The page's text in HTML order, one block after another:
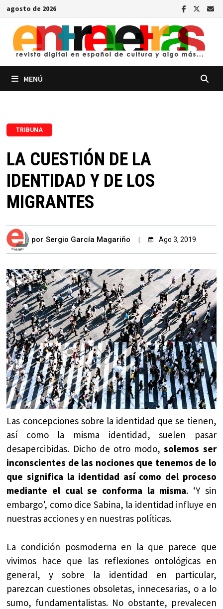
Saltar
contenido
agosto de 2026
MENÚ
TRIBUNA
LA CUESTIÓN DE LA
IDENTIDAD Y DE LOS
MIGRANTES
por Sergio García Magariño Ago 3, 2019
Las concepciones sobre la identidad que se tienen,
así como la misma identidad, suelen pasar
desapercibidas. Dicho de otro modo,solemos ser
inconscientes de las nociones que tenemos de lo
que significa la identidad así como del proceso
mediante el cual se conforma la misma. ‘Y sin
embargo’, como dice Sabina, la identidad influye en
nuestras acciones y en nuestras políticas.
La condición posmoderna en la que parece que
vivimos hace que las reflexiones ontológicas en
general, y sobre la identidad en particular,
parezcan cuestiones obsoletas, innecesarias, o a lo
sumo, fundamentalistas. No obstante, prevalecen